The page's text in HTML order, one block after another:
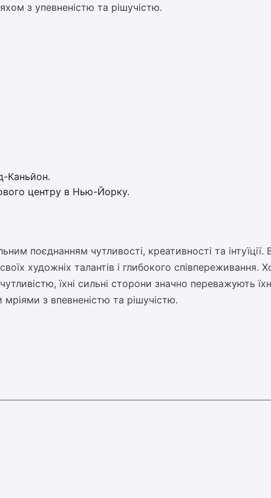
з упевненістю та рішучістю.
Каньйон.
центру в Нью-Йорку.
поєднанням чутливості, креативності та
художніх талантів і глибокого співпереживання.
їхні сильні сторони значно переважують
з впевненістю та рішучістю.